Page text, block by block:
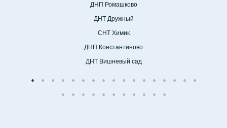
ДНП Ромашково
ДНТ Дружный
СНТ Химик
ДНП Константиново
ДНТ Вишневый сад